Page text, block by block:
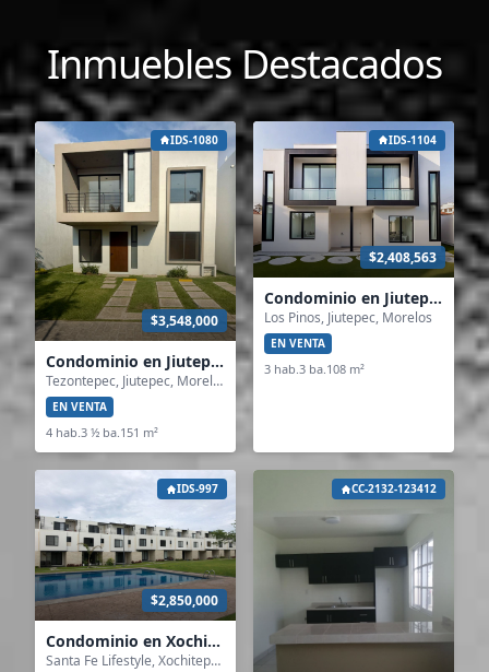
Inmuebles Destacados
IDS-1080
$3,548,000
Condominio en Jiutepec
Tezontepec, Jiutepec, Morelos
EN VENTA
4 hab.3 ½ ba.151 m²
IDS-1104
$2,408,563
Condominio en Jiutepec
Los Pinos, Jiutepec, Morelos
EN VENTA
3 hab.3 ba.108 m²
IDS-997
$2,850,000
Condominio en Xochitepec
Santa Fe Lifestyle, Xochitepec, Morelos
CC-2132-123412